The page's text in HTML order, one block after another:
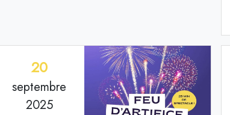
20
septembre
2025